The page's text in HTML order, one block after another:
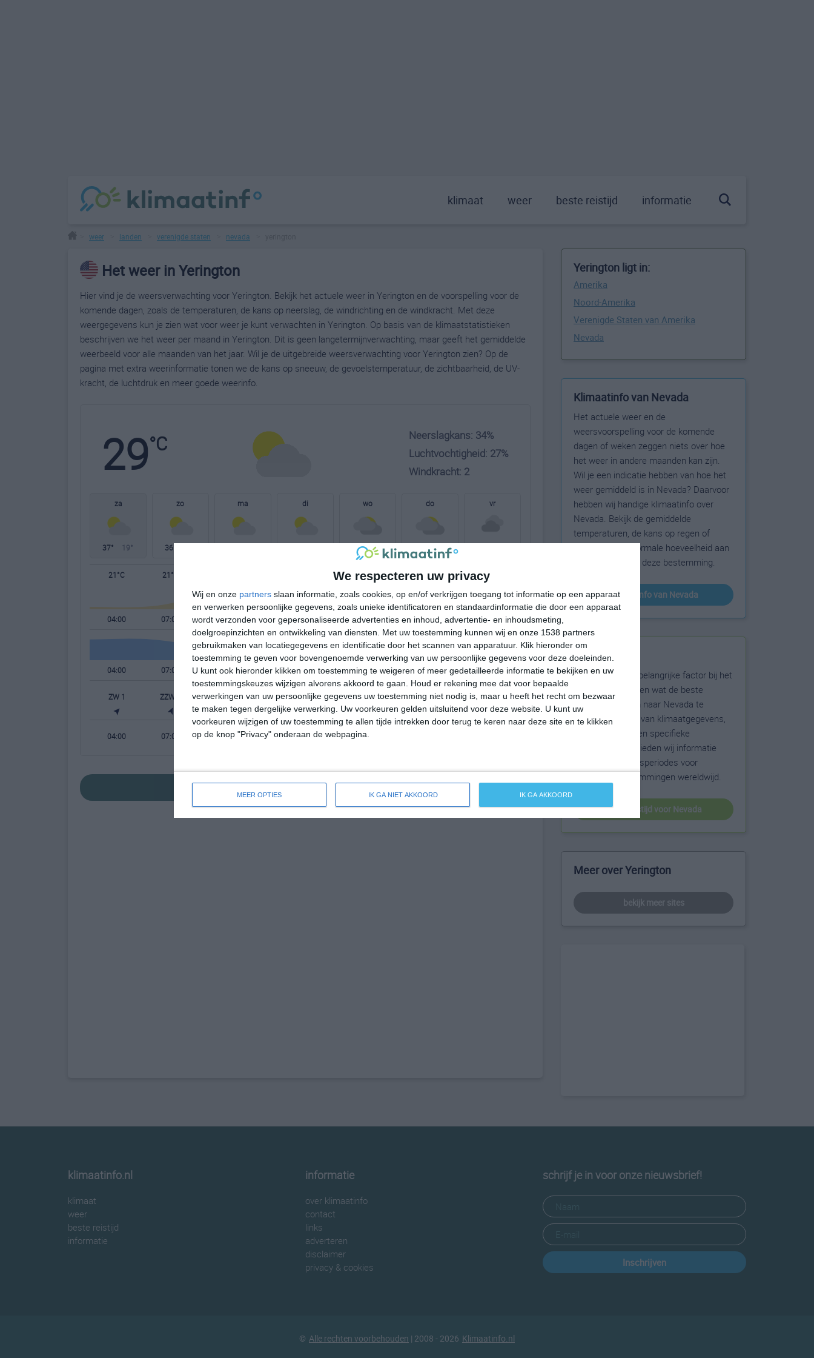
We respecteren uw privacy
Wij en onze partners slaan informatie, zoals cookies, op en/of verkrijgen toegang tot informatie op een apparaat
en verwerken persoonlijke gegevens, zoals unieke identificatoren en standaardinformatie die door een apparaat
wordt verzonden voor gepersonaliseerde advertenties en inhoud, advertentie- en inhoudsmeting,
doelgroepinzichten en ontwikkeling van diensten.
Met uw toestemming kunnen wij en onze 1538 partners
gebruikmaken van locatiegegevens en identificatie door het scannen van apparatuur. Klik hieronder om
toestemming te geven voor bovengenoemde verwerking van uw persoonlijke gegevens voor deze doeleinden.
U kunt ook hieronder klikken om toestemming te weigeren of meer gedetailleerde informatie te bekijken en uw
toestemmingskeuzes wijzigen alvorens akkoord te gaan.
Houd er rekening mee dat voor bepaalde
verwerkingen van uw persoonlijke gegevens uw toestemming niet nodig is, maar u heeft het recht om bezwaar
te maken tegen dergelijke verwerking. Uw voorkeuren gelden uitsluitend voor deze website. U kunt uw
voorkeuren wijzigen of uw toestemming te allen tijde intrekken door terug te keren naar deze site en te klikken
op de knop "Privacy" onderaan de webpagina.
MEER OPTIES IK GA NIET AKKOORD IK GA AKKOORD
klimaat weer beste reistijd informatie
weer landen verenigde staten nevada
Het weer in Yerington
Hier vind je de weersverwachting voor Yerington. Bekijk het actuele weer in Yerington en de voorspelling voor de
komende dagen, zoals de temperaturen, de kans op neerslag, de windrichting en de windkracht. Met deze
weergegevens kun je zien wat voor weer je kunt verwachten in Yerington. Op basis van de klimaatstatistieken
beschrijven we het weer per maand in Yerington. Dit is geen langetermijnverwachting, maar geeft het gemiddelde
weerbeeld voor alle maanden van het jaar. Wil je de uitgebreide weersverwachting voor Yerington zien? Op de
pagina met extra weerinformatie tonen we de kans op sneeuw, de gevoelstemperatuur, de zichtbaarheid, de UV-
kracht, de luchtdruk en meer goede weerinfo.
29°C
Neerslagkans: 34%
Luchtvochtigheid: 27%
Windkracht: 2
za
37° 19°
zo
36°
ma di wo
32° 15°
do
14°
vr
21°C 21°C 36°C 34°C 28°C 25°C
04:00 07:00 10:00 13:00 16:00 19:00 22:00 01:00
04:00 07:00 10:00 13:00 16:00 19:00 22:00 01:00
ZW 1 ZZW 1 ONO 1 NNO 2 NW 2 W 1 WZW 2 ZZW 2
04:00 07:00 10:00 13:00 16:00
bekijk de uitgebreide weersverwachting voor Yerington
Yerington ligt in:
Amerika
Noord-Amerika
Verenigde Staten van Amerika
Nevada
Klimaatinfo van Nevada
Het actuele weer en de
weersvoorspelling voor de komende
dagen of weken zeggen niets over hoe
het weer in andere maanden kan zijn.
Wil je een indicatie hebben van hoe het
weer gemiddeld is in Nevada? Daarvoor
hebben wij handige klimaatinfo over
Nevada. Bekijk de gemiddelde
temperaturen, de kans op regen of
sneeuw en de normale hoeveelheid aan
zonneschijn voor deze bestemming.
klimaatinfo van Nevada
Beste reistijd
Het weer is een belangrijke factor bij het
reizen. Wil je weten wat de beste
maanden zijn om naar Nevada te
reizen? Op basis van klimaatgegevens,
weersextremen en specifieke
weerinformatie bieden wij informatie
over de beste reisperiodes voor
duizenden bestemmingen wereldwijd.
beste reistijd voor Nevada
Meer over Yerington
bekijk meer sites
klimaatinfo.nl
klimaat
weer
beste reistijd
informatie
informatie
over klimaatinfo
contact
links
adverteren
disclaimer
privacy & cookies
schrijf je in voor onze nieuwsbrief!
Inschrijven
© Alle rechten voorbehouden | 2008 - 2026 Klimaatinfo.nl